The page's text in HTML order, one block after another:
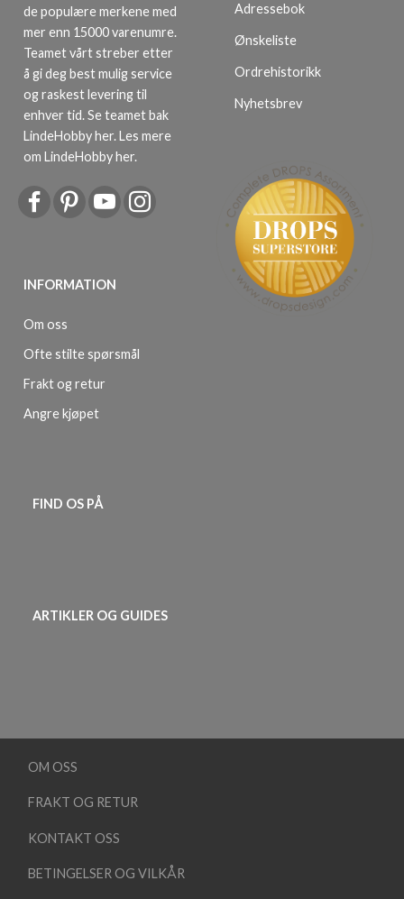
de populære merkene med
mer enn 15000 varenumre.
Teamet vårt streber etter
å gi deg best mulig service
og raskest levering til
enhver tid. Se teamet bak
LindeHobby her.Les mere
om LindeHobby her.
INFORMATION
Om oss
Ofte stilte spørsmål
Frakt og retur
Angre kjøpet
Adressebok
Ønskeliste
Ordrehistorikk
Nyhetsbrev
FIND OS PÅ
ARTIKLER OG GUIDES
OM OSS
FRAKT OG RETUR
KONTAKT OSS
BETINGELSER OG VILKÅR